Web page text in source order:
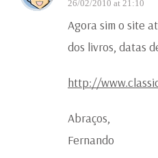
26/02/2010 at 21:10
Agora sim o site
dos livros, datas
http://
Abraços,
Fernando